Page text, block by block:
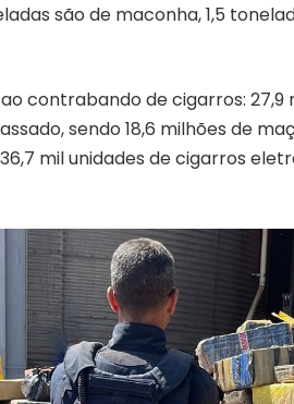
são de maconha, 1,5
contrabando de cigarros: 27,9
sendo 18,6 milhões de
mil unidades de cigarros